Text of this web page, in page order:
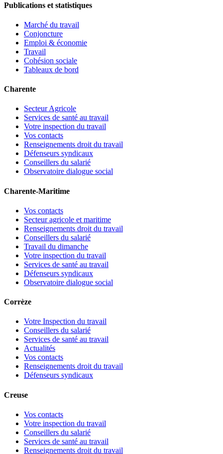
Publications et statistiques
Marché du travail
Conjoncture
Emploi & économie
Travail
Cohésion sociale
Tableaux de bord
Charente
Secteur Agricole
Services de santé au travail
Votre inspection du travail
Vos contacts
Renseignements droit du travail
Défenseurs syndicaux
Conseillers du salarié
Observatoire dialogue social
Charente-Maritime
Vos contacts
Secteur agricole et maritime
Renseignements droit du travail
Conseillers du salarié
Travail du dimanche
Votre inspection du travail
Services de santé au travail
Défenseurs syndicaux
Observatoire dialogue social
Corrèze
Votre Inspection du travail
Conseillers du salarié
Services de santé au travail
Actualités
Vos contacts
Renseignements droit du travail
Défenseurs syndicaux
Creuse
Vos contacts
Votre inspection du travail
Conseillers du salarié
Services de santé au travail
Renseignements droit du travail